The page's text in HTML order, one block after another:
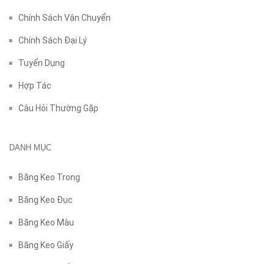
Chính Sách Vận Chuyển
Chính Sách Đại Lý
Tuyển Dụng
Hợp Tác
Câu Hỏi Thường Gặp
DANH MỤC
Băng Keo Trong
Băng Keo Đục
Băng Keo Màu
Băng Keo Giấy